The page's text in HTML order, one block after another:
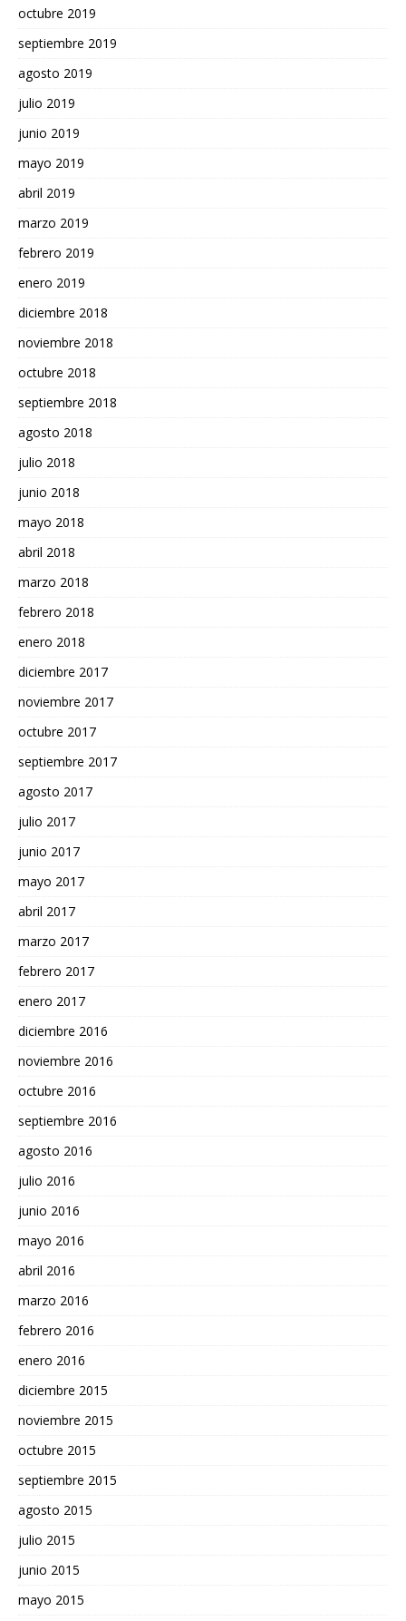
octubre 2019
septiembre 2019
agosto 2019
julio 2019
junio 2019
mayo 2019
abril 2019
marzo 2019
febrero 2019
enero 2019
diciembre 2018
noviembre 2018
octubre 2018
septiembre 2018
agosto 2018
julio 2018
junio 2018
mayo 2018
abril 2018
marzo 2018
febrero 2018
enero 2018
diciembre 2017
noviembre 2017
octubre 2017
septiembre 2017
agosto 2017
julio 2017
junio 2017
mayo 2017
abril 2017
marzo 2017
febrero 2017
enero 2017
diciembre 2016
noviembre 2016
octubre 2016
septiembre 2016
agosto 2016
julio 2016
junio 2016
mayo 2016
abril 2016
marzo 2016
febrero 2016
enero 2016
diciembre 2015
noviembre 2015
octubre 2015
septiembre 2015
agosto 2015
julio 2015
junio 2015
mayo 2015